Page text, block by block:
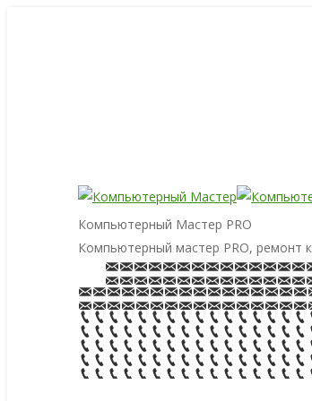
Компьютерный Мастер PRO
Компьютерный мастер PRO, ремонт